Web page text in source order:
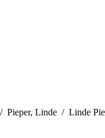
here:
Pieper, Linde Linde